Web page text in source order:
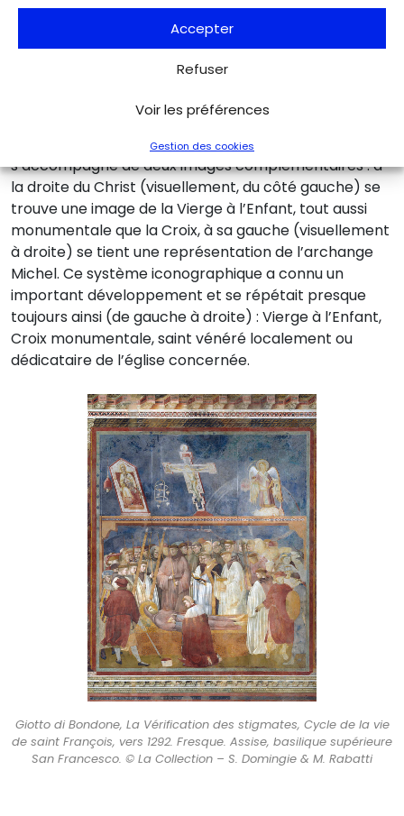
Accepter
Refuser
Voir les préférences
Gestion des cookies
peinture rouge qui protège le revers contre les
insectes xylophages y sont parfaitement visibles. La
l’importante logique ornementale qui gouvernait les
. La poutre de gloire est ici représentée
depuis la nef. La Croix du cœur de l’église
) n’est pas seule mais
s’accompagne de deux images complémentaires : à
la droite du Christ (visuellement, du côté gauche) se
trouve une image de la Vierge à l’Enfant, tout aussi
monumentale que la Croix, à sa gauche (visuellement
à droite) se tient une représentation de l’archange
Michel. Ce système iconographique a connu un
important développement et se répétait presque
toujours ainsi (de gauche à droite) : Vierge à l’Enfant,
Croix monumentale, saint vénéré localement ou
dédicataire de l’église concernée.
Giotto di Bondone, La Vérification des stigmates, Cycle de la vie
de saint François, vers 1292. Fresque. Assise, basilique supérieure
San Francesco. © La Collection – S. Domingie & M. Rabatti